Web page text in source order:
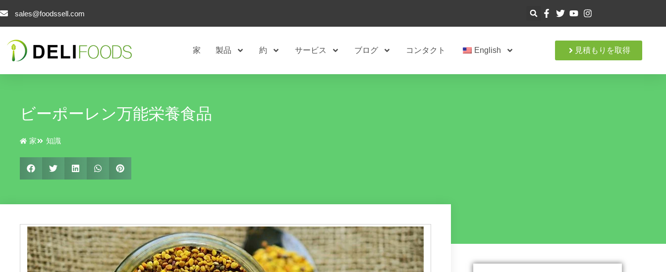
ン
sales@foodssell.com
家 製品 約 サービス ブログ コンタクト English 見積もりを取得
ビーポーレン万能栄養食品
家 知識